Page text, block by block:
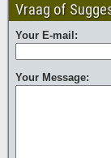
Vraag of
Your E-mail:
Your Message: